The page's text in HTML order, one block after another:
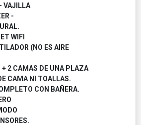
VAJILLA
-
WIFI
(NO ES AIRE
2 CAMAS DE UNA PLAZA
CAMA NI TOALLAS.
CON BAÑERA.